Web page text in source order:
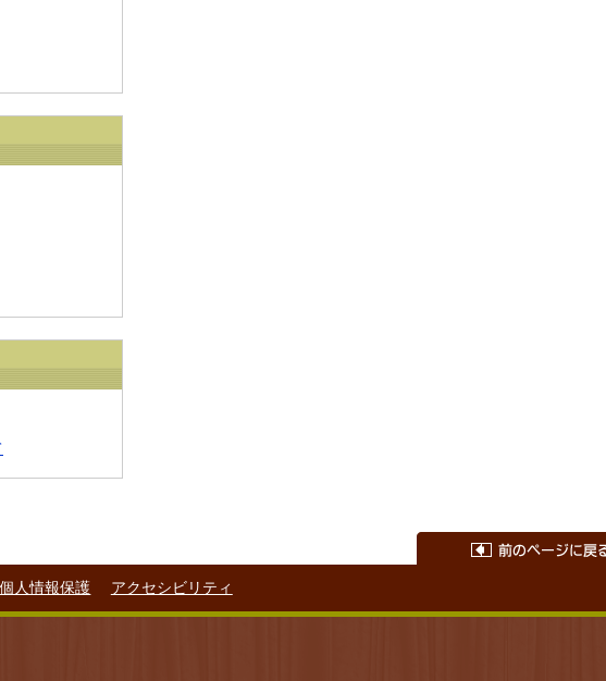
個人情報保護 アクセシビリティ